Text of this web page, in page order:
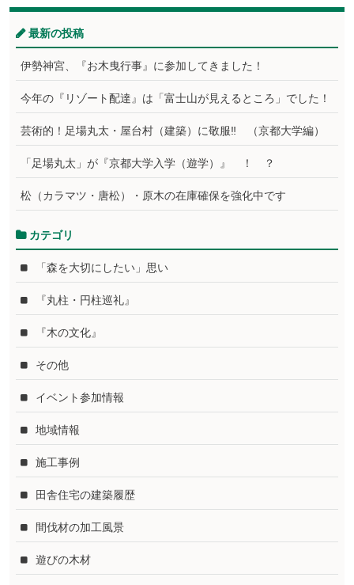
最新の投稿
伊勢神宮、『お木曳行事』に参加してきました！
今年の『リゾート配達』は「富士山が見えるところ」でした！
芸術的！足場丸太・屋台村（建築）に敬服‼ （京都大学編）
「足場丸太」が『京都大学入学（遊学）』 ！ ？
松（カラマツ・唐松）・原木の在庫確保を強化中です
カテゴリ
「森を大切にしたい」思い
『丸柱・円柱巡礼』
『木の文化』
その他
イベント参加情報
地域情報
施工事例
田舎住宅の建築履歴
間伐材の加工風景
遊びの木材